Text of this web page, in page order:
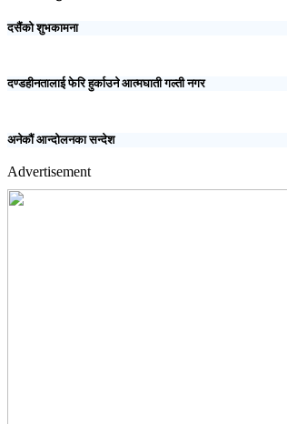
दसैंको शुभकामना
दण्डहीनतालाई फेरि हुर्काउने आत्मघाती गल्ती नगर
अनेकौं आन्दोलनका सन्देश
Advertisement